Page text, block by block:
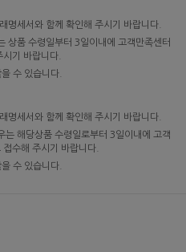
명세서와 함께 확인해 주시기 바랍니다.
상품 수령일부터 3일이내에 고객만족센터
기 바랍니다.
수 있습니다.
명세서와 함께 확인해 주시기 바랍니다.
는 해당상품 수령일로부터 3일이내에 고객
수해 주시기 바랍니다.
수 있습니다.